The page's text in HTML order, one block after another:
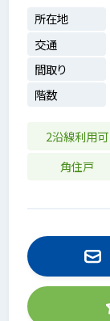
所在地
交通
間取り
階数
2沿線利用可
角住戸